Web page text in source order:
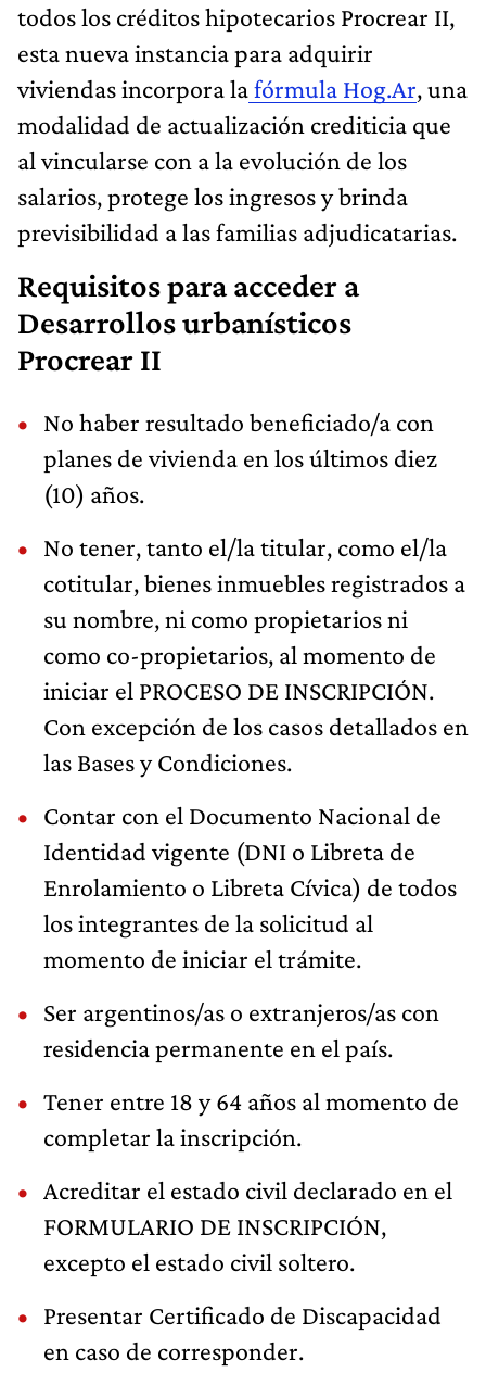
todos los créditos hipotecarios Procrear II,
esta nueva instancia para adquirir
viviendas incorpora lafórmula Hog.Ar, una
modalidad de actualización crediticia que
al vincularse con a la evolución de los
salarios, protege los ingresos y brinda
previsibilidad a las familias adjudicatarias.
Requisitos para acceder a
Desarrollos urbanísticos
Procrear II
No haber resultado beneficiado/a con
planes de vivienda en los últimos diez
(10) años.
No tener, tanto el/la titular, como el/la
cotitular, bienes inmuebles registrados a
su nombre, ni como propietarios ni
como co-propietarios, al momento de
iniciar el PROCESO DE INSCRIPCIÓN.
Con excepción de los casos detallados en
las Bases y Condiciones.
Contar con el Documento Nacional de
Identidad vigente (DNI o Libreta de
Enrolamiento o Libreta Cívica) de todos
los integrantes de la solicitud al
momento de iniciar el trámite.
Ser argentinos/as o extranjeros/as con
residencia permanente en el país.
Tener entre 18 y 64 años al momento de
completar la inscripción.
Acreditar el estado civil declarado en el
FORMULARIO DE INSCRIPCIÓN,
excepto el estado civil soltero.
Presentar Certificado de Discapacidad
en caso de corresponder.